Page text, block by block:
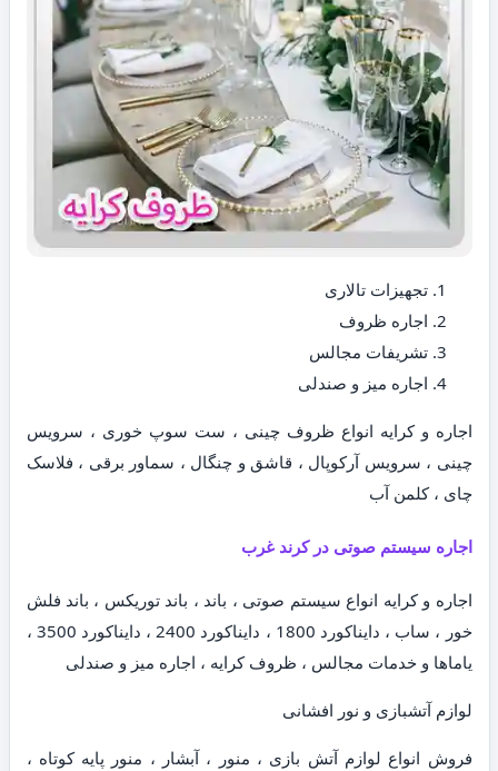
تجهیزات تالاری
اجاره ظروف
تشریفات مجالس
اجاره میز و صندلی
اجاره و کرایه انواع ظروف چینی ، ست سوپ خوری ، سرویس
چینی ، سرویس آرکوپال ، قاشق و چنگال ، سماور برقی ، فلاسک
چای ، کلمن آب
اجاره سیستم صوتی در کرند غرب
اجاره و کرایه انواع سیستم صوتی ، باند ، باند توریکس ، باند فلش
خور ، ساب ، دایناکورد 1800 ، دایناکورد 2400 ، دایناکورد 3500 ،
یاماها و خدمات مجالس ، ظروف کرایه ، اجاره میز و صندلی
لوازم آتشبازی و نور افشانی
فروش انواع لوازم آتش بازی ، منور ، آبشار ، منور پایه کوتاه ،